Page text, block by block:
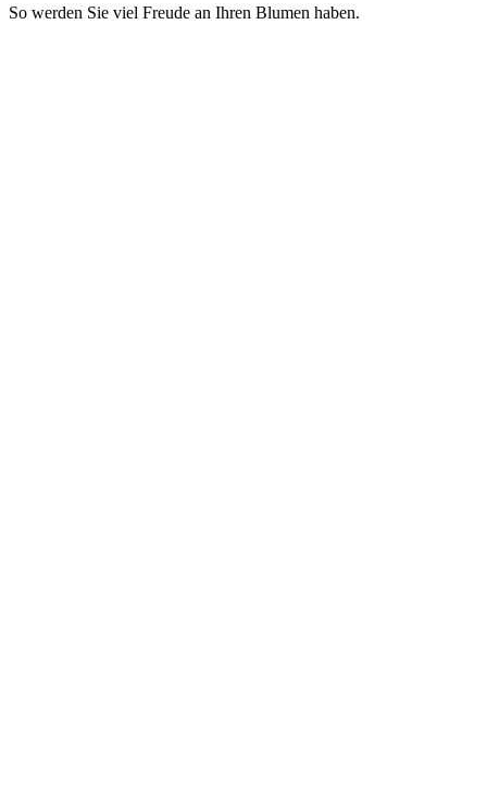
So werden Sie viel Freude an Ihren Blumen haben.